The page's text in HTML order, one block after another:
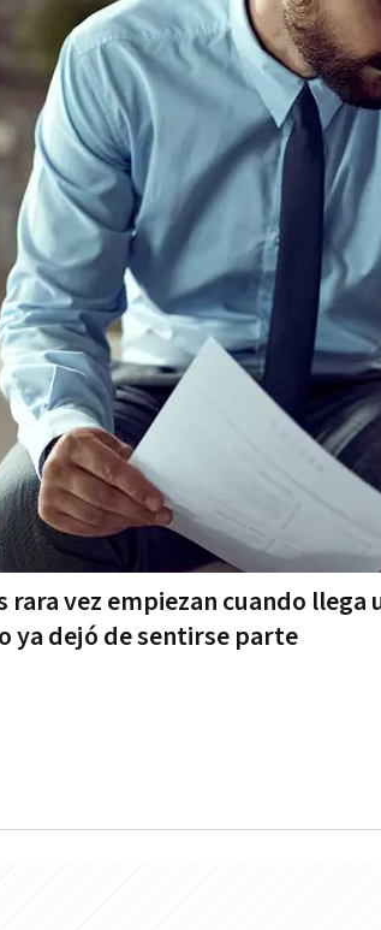
vez empiezan cuando llega
ya dejó de sentirse parte